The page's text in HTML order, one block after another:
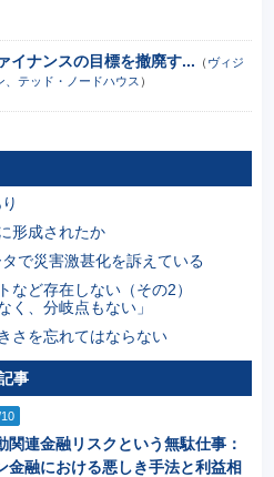
イナンスの目標を撤廃す... （ ヴィジ
、テッド・ノードハウス ）
形成されたか
で災害激甚化を訴えている
など存在しない（その2）
く、分岐点もない」
さを忘れてはならない
事
関連金融リスクという無駄仕事：
金融における悪しき手法と利益相